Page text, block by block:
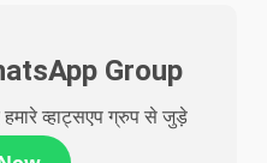
Group
व्हाट्सएप ग्रुप से जुड़े